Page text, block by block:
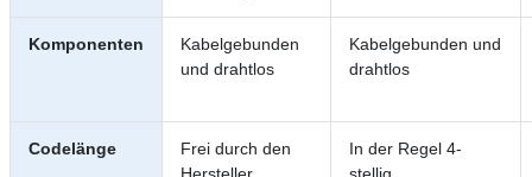
Komponenten
Kabelgebunden
und drahtlos
Kabelgebunden und
drahtlos
Codelänge
Frei durch den
In der Regel 4-